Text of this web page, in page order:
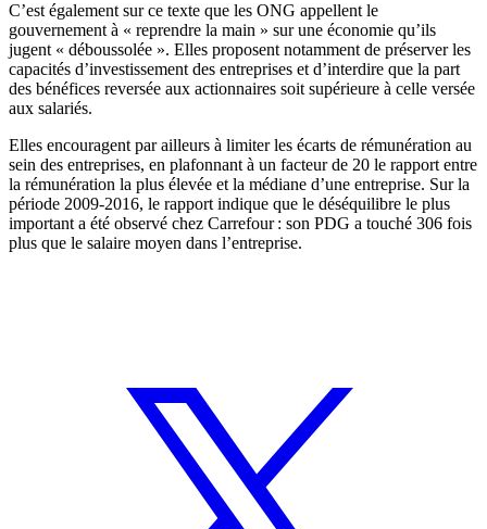
C’est également sur ce texte que les ONG appellent le
gouvernement à « reprendre la main » sur une économie qu’ils
jugent « déboussolée ». Elles proposent notamment de préserver les
capacités d’investissement des entreprises et d’interdire que la part
des bénéfices reversée aux actionnaires soit supérieure à celle versée
aux salariés.
Elles encouragent par ailleurs à limiter les écarts de rémunération au
sein des entreprises, en plafonnant à un facteur de 20 le rapport entre
la rémunération la plus élevée et la médiane d’une entreprise. Sur la
période 2009-2016, le rapport indique que le déséquilibre le plus
important a été observé chez Carrefour : son PDG a touché 306 fois
plus que le salaire moyen dans l’entreprise.